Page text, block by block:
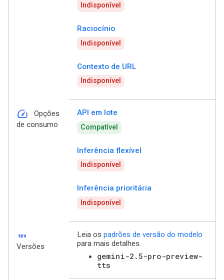
Indisponível
Raciocínio
Indisponível
Contexto de URL
Indisponível
speed
Opções
de consumo
API em lote
Compatível
Inferência flexível
Indisponível
Inferência prioritária
Indisponível
123
Versões
Leia os padrões de versão do modelo
para mais detalhes.
gemini-2.5-pro-preview-
tts